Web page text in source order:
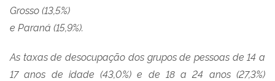
Grosso (13,5%)
e Paraná (15,9%).
As taxas de desocupação dos grupos de pessoas de 14 a
17 anos de idade (43,0%) e de 18 a 24 anos (27,3%)